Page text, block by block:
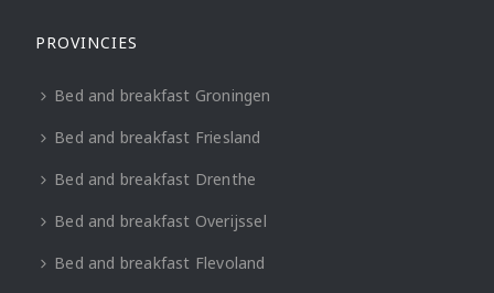
PROVINCIES
Bed and breakfast Groningen
Bed and breakfast Friesland
Bed and breakfast Drenthe
Bed and breakfast Overijssel
Bed and breakfast Flevoland